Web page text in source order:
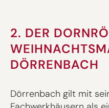
2. DER
DÖRRENBACH
Dörrenbach gilt mit